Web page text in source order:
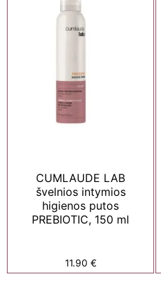
CUMLAUDE LAB
švelnios intymios
higienos putos
PREBIOTIC, 150 ml
11.90 €